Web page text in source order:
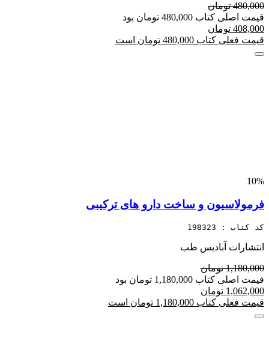
480,000 تومان
قیمت اصلی کتاب 480,000 تومان بود
408,000 تومان
قیمت فعلی کتاب 480,000 تومان است
10%
فرمولاسیون و ساخت دارو های ترکیبی
کد کتاب : 198323
انتشارات آبادیس طب
1,180,000 تومان
قیمت اصلی کتاب 1,180,000 تومان بود
1,062,000 تومان
قیمت فعلی کتاب 1,180,000 تومان است